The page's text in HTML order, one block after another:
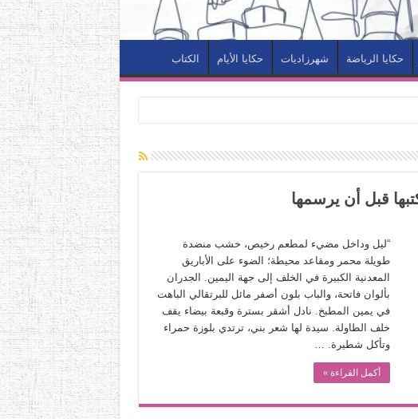
حكايا الرياضة شهرزاديات حكايا الأيام الكتاب
قبل أن يرسمها
“ليل وداخل مضيء لمطعم رخيص، خشب منضدة
طويلة محمر ومقاعد محيطة؛ الضوء على الأباريق
المعدنية الكبيرة في الخلف إلى جهة اليمين. الجدران
بألوان فاتحة، والباب بلون أصفر مائل للبرتقالي الباهت
في يمين المطبخ. نادل أشقر بسترة وقبعة بيضاء يقف
خلف الطاولة. سيدة لها شعر بني، ترتدي بلوزة حمراء
وتأكل شطيرة. …
أكمل القراءة »